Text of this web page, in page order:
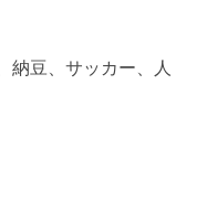
納豆、サッカー、人